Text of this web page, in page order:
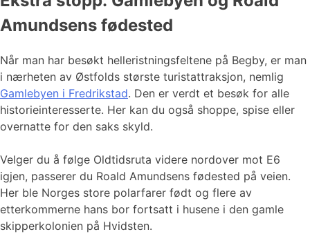
Amundsens fødested
Når man har besøkt helleristningsfeltene på Begby, er man
i nærheten av Østfolds største turistattraksjon, nemlig
Gamlebyen i Fredrikstad. Den er verdt et besøk for alle
historieinteresserte. Her kan du også shoppe, spise eller
overnatte for den saks skyld.
Velger du å følge Oldtidsruta videre nordover mot E6
igjen, passerer du Roald Amundsens fødested på veien.
Her ble Norges store polarfarer født og flere av
etterkommerne hans bor fortsatt i husene i den gamle
skipperkolonien på Hvidsten.